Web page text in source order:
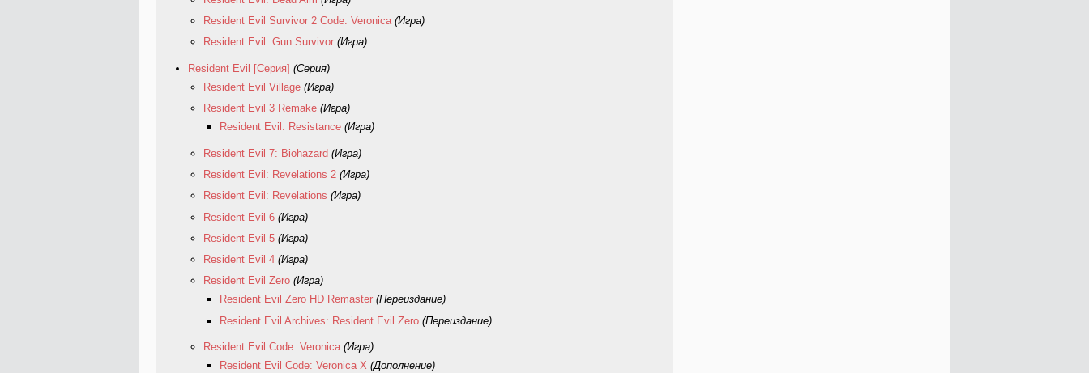
Resident Evil Survivor 2 Code: Veronica (Игра)
Resident Evil: Gun Survivor (Игра)
Resident Evil [Серия] (Серия)
Resident Evil Village (Игра)
Resident Evil 3 Remake (Игра)
Resident Evil: Resistance (Игра)
Resident Evil 7: Biohazard (Игра)
Resident Evil: Revelations 2 (Игра)
Resident Evil: Revelations (Игра)
Resident Evil 6 (Игра)
Resident Evil 5 (Игра)
Resident Evil 4 (Игра)
Resident Evil Zero (Игра)
Resident Evil Zero HD Remaster (Переиздание)
Resident Evil Archives: Resident Evil Zero (Переиздание)
Resident Evil Code: Veronica (Игра)
Resident Evil Code: Veronica X (Дополнение)